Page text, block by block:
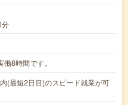
分
8時間です。
(最短2日目)のスピード就業が可